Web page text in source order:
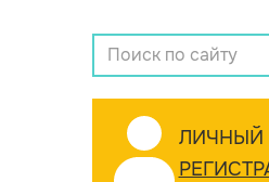
ЛИЧНЫЙ